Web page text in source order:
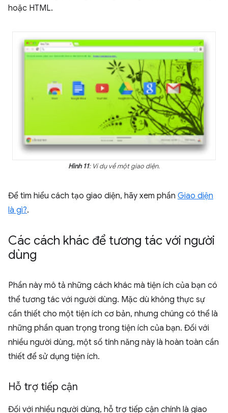
hoặc HTML.
Hình 11: Ví dụ về một giao diện.
Để tìm hiểu cách tạo giao diện, hãy xem phần Giao diện
là gì?.
Các cách khác để tương tác với người
dùng
Phần này mô tả những cách khác mà tiện ích của bạn có
thể tương tác với người dùng. Mặc dù không thực sự
cần thiết cho một tiện ích cơ bản, nhưng chúng có thể là
những phần quan trọng trong tiện ích của bạn. Đối với
nhiều người dùng, một số tính năng này là hoàn toàn cần
thiết để sử dụng tiện ích.
Hỗ trợ tiếp cận
Đối với nhiều người dùng, hỗ trợ tiếp cận chính là giao